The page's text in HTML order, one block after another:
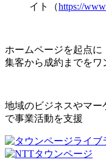
イト（https://
ホームページを起点に
集客から成約までをワ
地域のビジネスやマー
で事業活動を支援